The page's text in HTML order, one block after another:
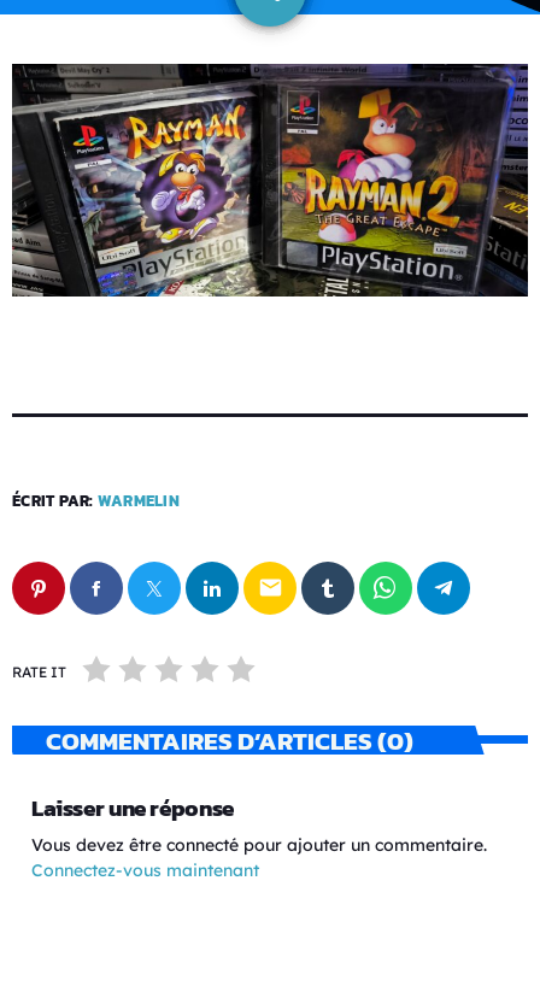
ÉCRIT PAR: WARMELIN
email
RATE IT
COMMENTAIRES D’ARTICLES (0)
Laisser une réponse
Vous devez être connecté pour ajouter un commentaire.
Connectez-vous maintenant